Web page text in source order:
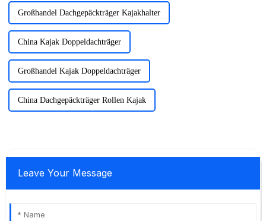
Großhandel Dachgepäckträger Kajakhalter
China Kajak Doppeldachträger
Großhandel Kajak Doppeldachträger
China Dachgepäckträger Rollen Kajak
Leave Your Message